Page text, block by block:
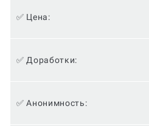
✅ Цена:
✅ Доработки:
✅ Анонимность: